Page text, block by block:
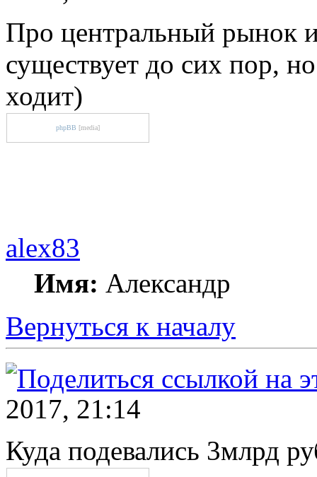
Про центральный рынок
существует до сих пор,
ходит)
phpBB [media]
alex83
Имя: Александр
Вернуться к началу
2017, 21:14
Куда подевались 3млрд